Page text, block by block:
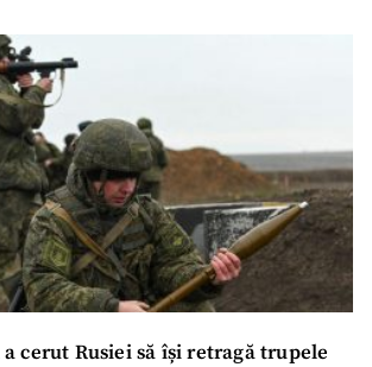
cerut Rusiei să își retragă trupele